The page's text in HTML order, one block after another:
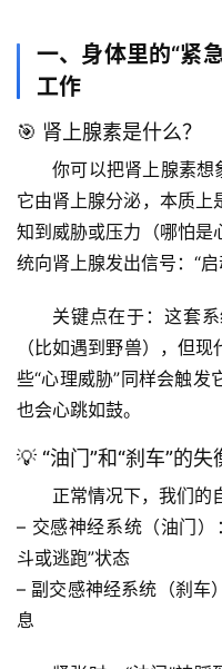
一、身体里的“紧
工作
🎯 肾上腺素是什么？
你可以把肾上腺素想
它由肾上腺分泌，本质上
知到威胁或压力（哪怕是
统向肾上腺发出信号：“
关键点在于 ：这套
（比如遇到野兽），但
些“心理威胁”同样会触
也会心跳如鼓。
💡 “油门”和“刹车”的失
正常情况下，我们的
– 交感神经系统 （油门
斗或逃跑”状态
– 副交感神经系统 （刹
息